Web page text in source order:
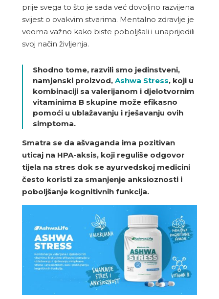
prije svega to što je sada već dovoljno razvijena
svijest o ovakvim stvarima. Mentalno zdravlje je
veoma važno kako biste poboljšali i unaprijedili
svoj način življenja.
Shodno tome, razvili smo jedinstveni,
namjenski proizvod, Ashwa Stress, koji u
kombinaciji sa valerijanom i djelotvornim
vitaminima B skupine može efikasno
pomoći u ublažavanju i rješavanju ovih
simptoma.
Smatra se da ašvaganda ima pozitivan
uticaj na HPA-aksis, koji reguliše odgovor
tijela na stres dok se ayurvedskoj medicini
često koristi za smanjenje anksioznosti i
poboljšanje kognitivnih funkcija.